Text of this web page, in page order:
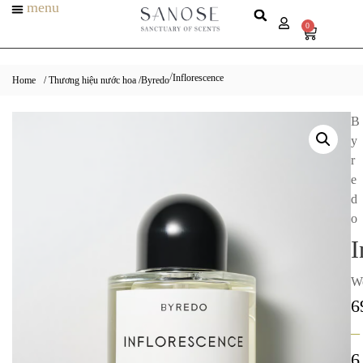
menu
0
Home / Thương hiệu nước hoa /Byredo/Inflorescence
B
y
r
e
d
o
–